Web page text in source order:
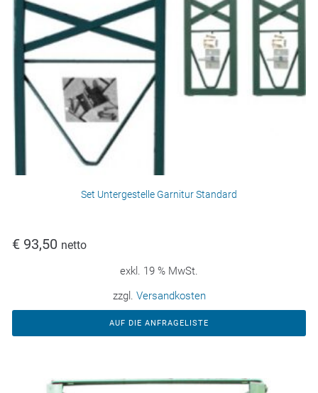
Set Untergestelle Garnitur Standard
€ 93,50 netto
exkl. 19 % MwSt.
zzgl. Versandkosten
AUF DIE ANFRAGELISTE